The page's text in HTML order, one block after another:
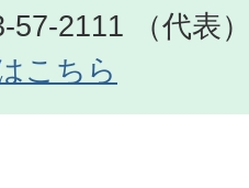
57-2111 （代表
こちら